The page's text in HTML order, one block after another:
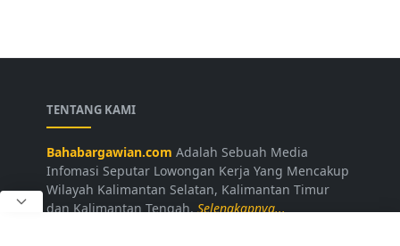
TENTANG KAMI
Bahabargawian.com Adalah Sebuah Media
Infomasi Seputar Lowongan Kerja Yang Mencakup
Wilayah Kalimantan Selatan, Kalimantan Timur
dan Kalimantan Tengah.Selengkapnya...